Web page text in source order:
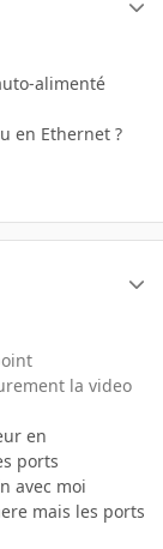
alimenté
en Ethernet ?
la video
en
ports
avec moi
mais les ports